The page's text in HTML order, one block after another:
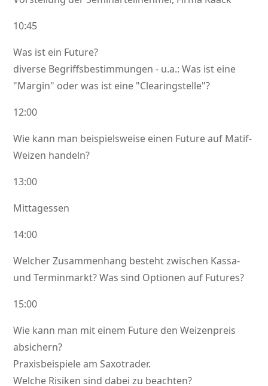
10:45
Was ist ein Future?
diverse Begriffsbestimmungen - u.a.: Was ist eine
Margin oder was ist eine Clearingstelle ?
12:00
Wie kann man beispielsweise einen Future auf Matif-
Weizen handeln?
13:00
Mittagessen
14:00
Welcher Zusammenhang besteht zwischen Kassa-
und Terminmarkt? Was sind Optionen auf Futures?
15:00
Wie kann man mit einem Future den Weizenpreis
absichern?
Praxisbeispiele am Saxotrader.
Welche Risiken sind dabei zu beachten?